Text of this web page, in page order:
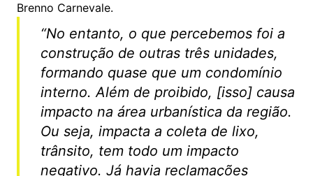
Brenno Carnevale.
“No entanto, o que percebemos foi a
construção de outras três unidades,
formando quase que um condomínio
interno. Além de proibido, [isso] causa
impacto na área urbanística da região.
Ou seja, impacta a coleta de lixo,
trânsito, tem todo um impacto
negativo. Já havia reclamações